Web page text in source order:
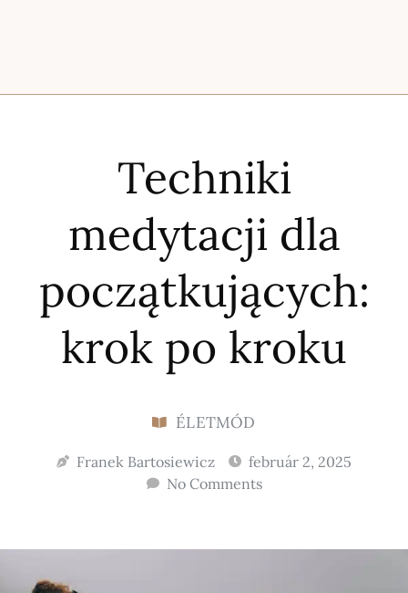
Techniki
medytacji dla
początkujących:
krok po kroku
ÉLETMÓD
Franek Bartosiewicz
február 2, 2025
No Comments